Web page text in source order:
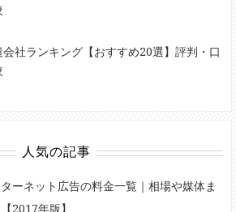
社ランキング【おすすめ20選】評判・口
人気の記事
ーネット広告の料金一覧｜相場や媒体ま
2017年版】